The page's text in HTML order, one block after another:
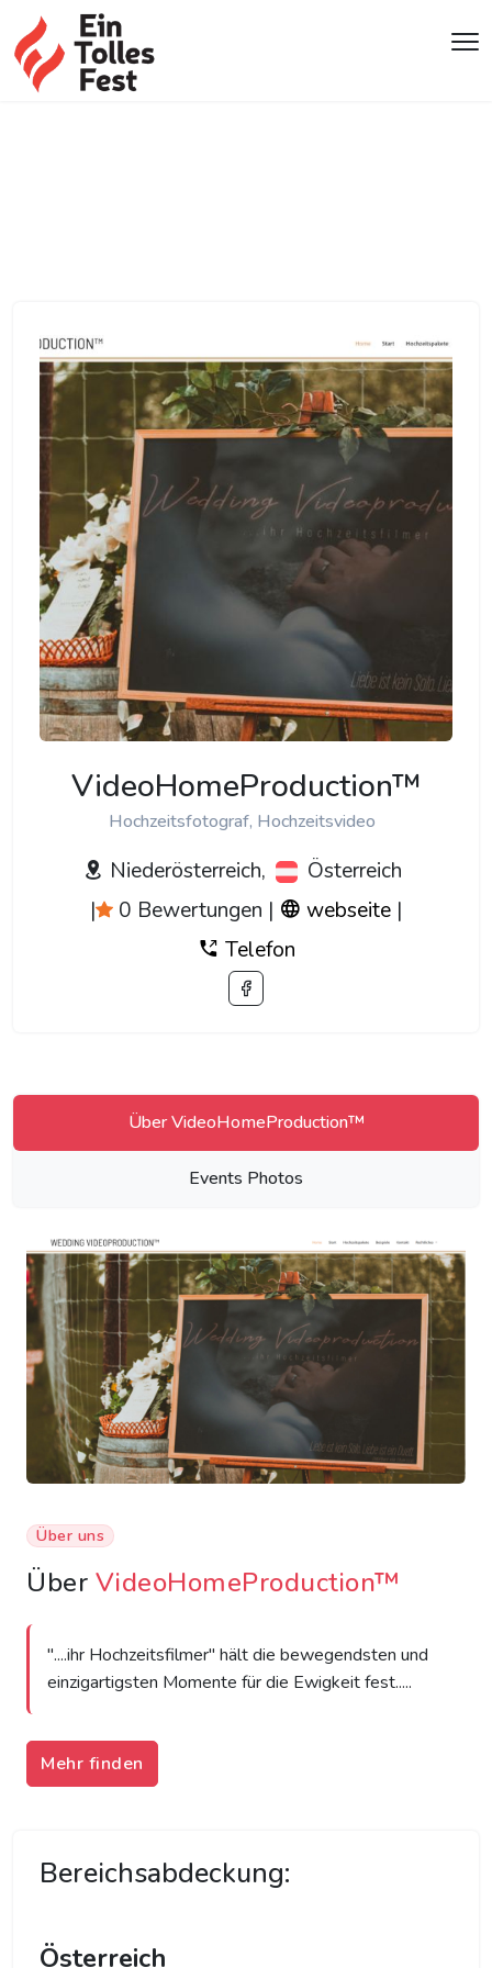
VideoHomeProduction™
Hochzeitsfotograf, Hochzeitsvideo
Niederösterreich,
Österreich
|
0 Bewertungen | webseite |
Telefon
Über VideoHomeProduction™
Events Photos
Über uns
Über VideoHomeProduction™
"....ihr Hochzeitsfilmer" hält die bewegendsten und
einzigartigsten Momente für die Ewigkeit fest.....
Mehr finden
Bereichsabdeckung:
Österreich